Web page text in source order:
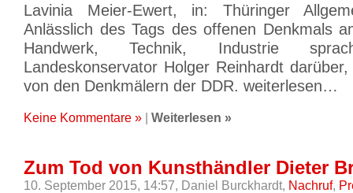
Lavinia Meier-Ewert, in: Thüringer
Anlässlich des Tags des offenen Denkmals
Handwerk, Technik, Industrie
Landeskonservator Holger Reinhardt
von den Denkmälern der DDR. weiterlesen…
Keine Kommentare » Weiterlesen »
Zum Tod von Kunsthändler Dieter
10. September 2015, 14:57, Daniel Burckhardt, Nachruf,